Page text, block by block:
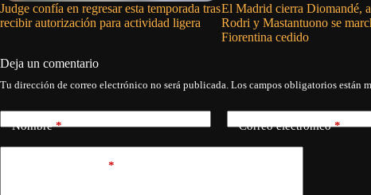
Judge confía en regresar esta temporada tras
recibir autorización para actividad ligera
El Madrid cierra Diomandé,
Rodri y Mastantuono se
Fiorentina cedido
Deja un comentario
Tu dirección de correo electrónico no será publicada. Los campos obligatorios están
Nombre* Correo electrónico*
*